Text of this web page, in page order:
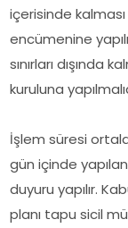
içerisinde
encümenine
sınırları dışında
kuruluna
İşlem süresi
gün içinde
duyuru yapılır.
planı tapu sicil